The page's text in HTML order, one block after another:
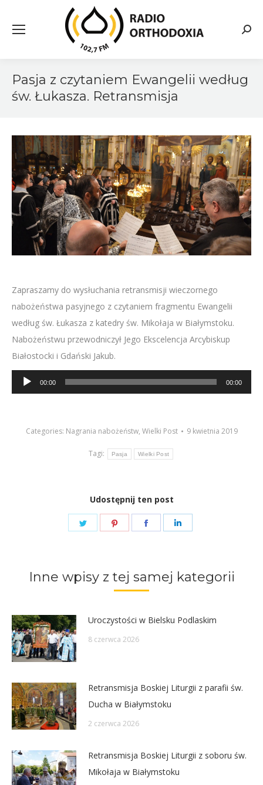
Pasja z czytaniem Ewangelii według
św. Łukasza. Retransmisja
Zapraszamy do wysłuchania retransmisji wieczornego
nabożeństwa pasyjnego z czytaniem fragmentu Ewangelii
według św. Łukasza z katedry św. Mikołaja w Białymstoku.
Nabożeństwu przewodniczył Jego Ekscelencja Arcybiskup
Białostocki i Gdański Jakub.
Odtwarzacz
plików
00:00 00:00
Categories: Nagrania nabożeństw, Wielki Post 9 kwietnia 2019
Tagi: Pasja Wielki Post
Udostępnij ten post
Share
Share
Share
Inne wpisy z tej samej kategorii
Uroczystości w Bielsku Podlaskim
8 czerwca 2026
Retransmisja Boskiej Liturgii z parafii św.
Ducha w Białymstoku
2 czerwca 2026
Retransmisja Boskiej Liturgii z soboru św.
Mikołaja w Białymstoku